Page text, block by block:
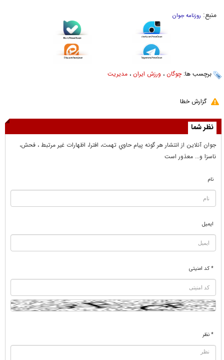
منبع: روزنامه جوان
برچسب ها:چوگان ، ورزش ایران ، مدیریت
گزارش خطا
نظر شما
جوان آنلاين از انتشار هر گونه پيام حاوي تهمت، افترا، اظهارات غير مرتبط ، فحش،
ناسزا و... معذور است
نام
ایمیل
* کد امنیتی
* نظر